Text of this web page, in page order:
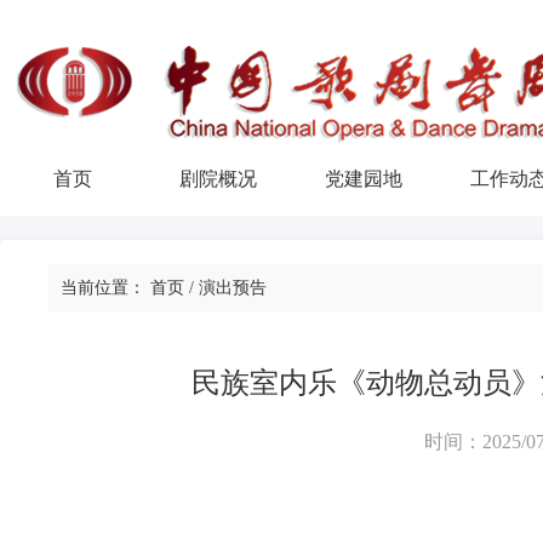
首页 剧院概况 党建园地 工作动
当前位置： 首页 / 演出预告
民族室内乐《动物总动员
时间：2025/